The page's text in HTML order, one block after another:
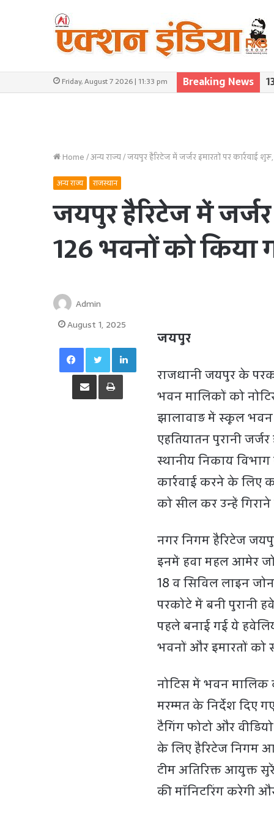
Friday, August 7 2026 | 11:33 pm Breaking News
Home/अन्य राज्य/जयपुर हैरिटेज में जर्जर इमारतों पर कार्रवाई
अन्य राज्य राजस्थान
जयपुर हैरिटेज में जर्जर
126 भवनों को किया
जयपुर
राजधानी जयपुर के
भवन मालिकों को
झालावाड़ में स्कूल
एहतियातन पुरानी
स्थानीय निकाय
कार्रवाई करने के लिए
को सील कर उन्हें गिराने
नगर निगम हैरिटेज
इनमें हवा महल आमेर
18 व सिविल लाइन
परकोटे में बनी पुरानी
पहले बनाई गई ये
भवनों और इमारतों को
नोटिस में भवन
मरम्मत के निर्देश दिए
टैगिंग फोटो और
के लिए हैरिटेज निगम
टीम अतिरिक्त आयुक्त
की मॉनिटरिंग करेगी
Admin
August 1, 2025
Facebook Twitter LinkedIn
Share via Email Print